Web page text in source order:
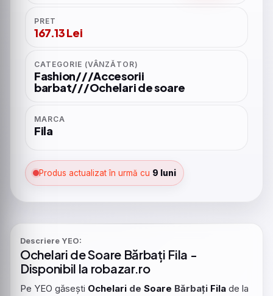
PRET
167.13 Lei
CATEGORIE (VÂNZĂTOR)
Fashion///Accesorii
barbat///Ochelari de soare
MARCA
Fila
Produs actualizat în urmă cu 9 luni
Descriere YEO:
Ochelari deSoareBărbați Fila -
Disponibil la robazar.ro
Pe YEO găsești Ochelari de Soare Bărbați Fila de la